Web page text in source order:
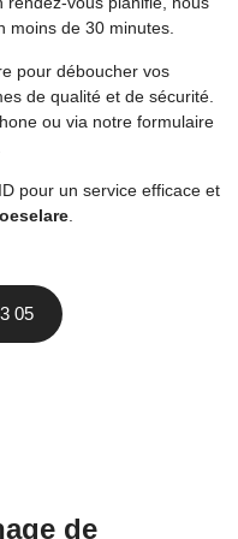
moins de 30 minutes.
pour déboucher vos
de qualité et de sécurité.
ou via notre formulaire
pour un service efficace et
.
05
de